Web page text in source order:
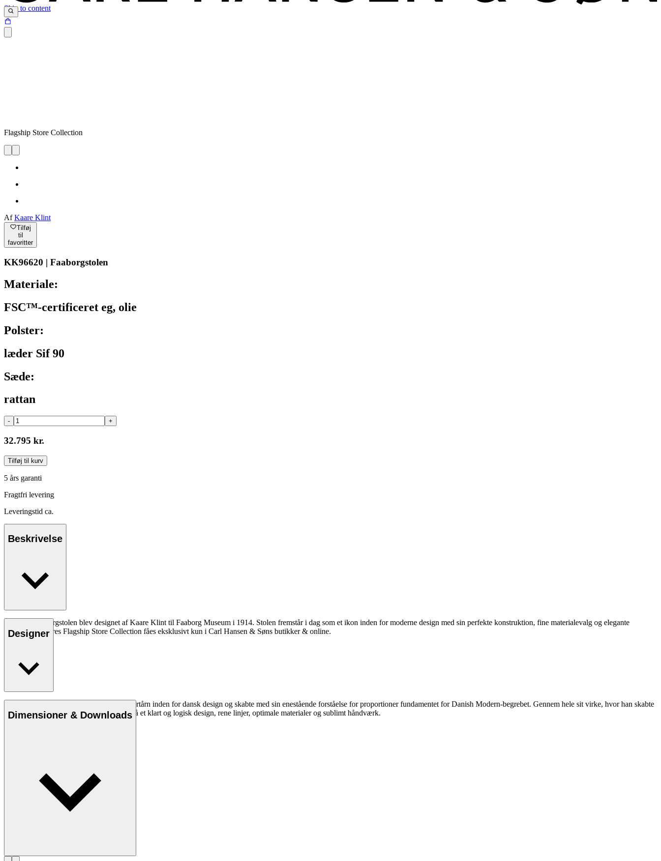
Skip to content
Flagship Store Collection
AfKaare Klint
Tilføj
til
favoritter
KK96620 | Faaborgstolen
Materiale:
FSC™-certificeret eg, olie
Polster:
læder Sif 90
Sæde:
rattan
- +
32.795 kr.
Tilføj til kurv
5 års garanti
Fragtfri levering
Leveringstid ca.
Beskrivelse
KK9662 Faaborgstolen blev designet af Kaare Klint til Faaborg Museum i 1914. Stolen fremstår i dag som et ikon inden for moderne design med sin perfekte konstruktion, fine materialevalg og elegante
fremtræden. Vores Flagship Store Collection fåes eksklusivt kun i Carl Hansen & Søns butikker & online.
Designer
Arkitekt Kaare Klint (1888-1954) var et fyrtårn inden for dansk design og skabte med sin enestående forståelse for proportioner fundamentet for Danish Modern-begrebet. Gennem hele sit virke, hvor han skabte
en stribe af designikoner, insisterede han på et klart og logisk design, rene linjer, optimale materialer og sublimt håndværk.
Dimensioner & Downloads